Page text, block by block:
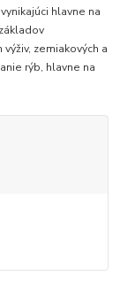
hlavne na
zemiakových a
rýb, hlavne na